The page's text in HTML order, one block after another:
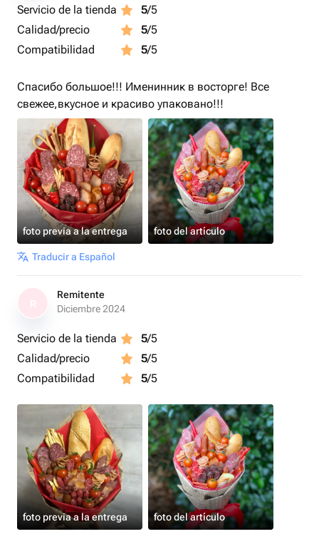
Servicio de la tienda 5/5
Calidad/precio
5/5
Compatibilidad
5/5
Спасибо большое!!! Именинник в восторге! Все
свежее,вкусное и красиво упаковано!!!
foto previa a la entrega foto del artículo
Traducir a Español
Remitente
Diciembre 2024
Servicio de la tienda 5/5
Calidad/precio
5/5
Compatibilidad
5/5
foto previa a la entrega foto del artículo